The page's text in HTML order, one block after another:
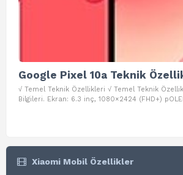
Google Pixel 10a Teknik
√ Temel Teknik Özellikleri √ Temel Teknik
Bilgileri. Ekran: 6.3 inç, 1080×2424 (FHD+)
Xiaomi Mobil Özellikler